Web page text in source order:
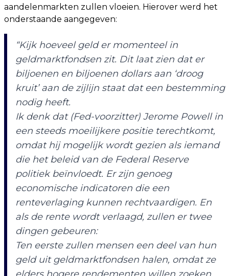
aandelenmarkten zullen vloeien. Hierover werd het
onderstaande aangegeven:
“Kijk hoeveel geld er momenteel in
geldmarktfondsen zit. Dit laat zien dat er
biljoenen en biljoenen dollars aan ‘droog
kruit’ aan de zijlijn staat dat een bestemming
nodig heeft.
Ik denk dat (Fed-voorzitter) Jerome Powell in
een steeds moeilijkere positie terechtkomt,
omdat hij mogelijk wordt gezien als iemand
die het beleid van de Federal Reserve
politiek beïnvloedt. Er zijn genoeg
economische indicatoren die een
renteverlaging kunnen rechtvaardigen. En
als de rente wordt verlaagd, zullen er twee
dingen gebeuren:
Ten eerste zullen mensen een deel van hun
geld uit geldmarktfondsen halen, omdat ze